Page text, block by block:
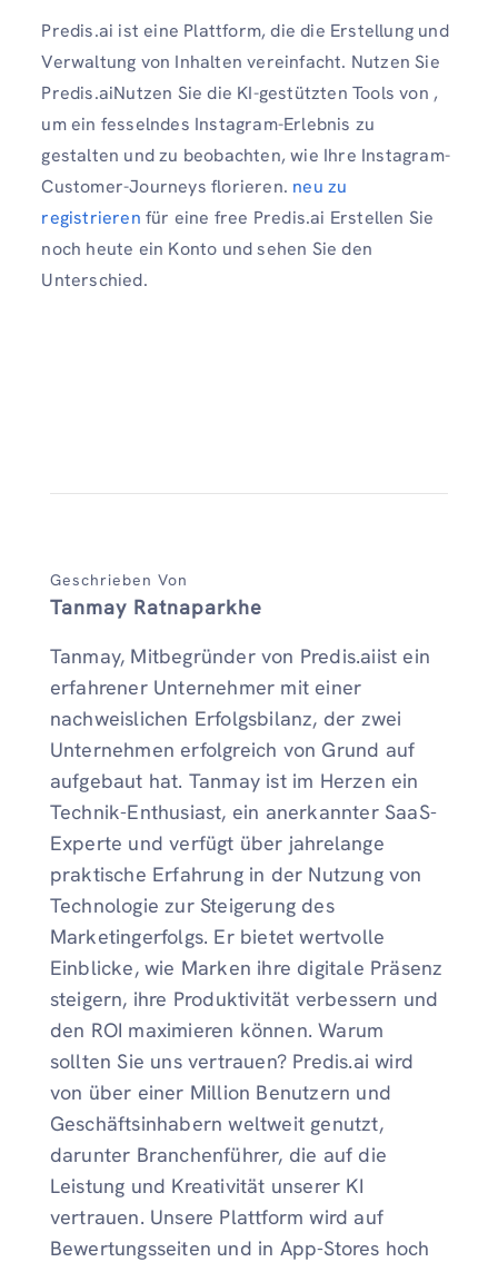
Predis.ai ist eine Plattform, die die Erstellung und
Verwaltung von Inhalten vereinfacht. Nutzen Sie
Predis.aiNutzen Sie die KI-gestützten Tools von ,
um ein fesselndes Instagram-Erlebnis zu
gestalten und zu beobachten, wie Ihre Instagram-
Customer-Journeys florieren. neu zu
registrieren für eine free Predis.ai Erstellen Sie
noch heute ein Konto und sehen Sie den
Unterschied.
Geschrieben Von
Tanmay Ratnaparkhe
Tanmay, Mitbegründer von Predis.aiist ein
erfahrener Unternehmer mit einer
nachweislichen Erfolgsbilanz, der zwei
Unternehmen erfolgreich von Grund auf
aufgebaut hat. Tanmay ist im Herzen ein
Technik-Enthusiast, ein anerkannter SaaS-
Experte und verfügt über jahrelange
praktische Erfahrung in der Nutzung von
Technologie zur Steigerung des
Marketingerfolgs. Er bietet wertvolle
Einblicke, wie Marken ihre digitale Präsenz
steigern, ihre Produktivität verbessern und
den ROI maximieren können. Warum
sollten Sie uns vertrauen? Predis.ai wird
von über einer Million Benutzern und
Geschäftsinhabern weltweit genutzt,
darunter Branchenführer, die auf die
Leistung und Kreativität unserer KI
vertrauen. Unsere Plattform wird auf
Bewertungsseiten und in App-Stores hoch